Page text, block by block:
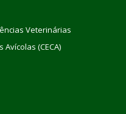
Veterinárias
(CECA)